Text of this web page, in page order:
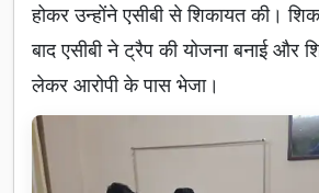
होकर उन्होंने एसीबी से शिकायत की।
बाद एसीबी ने ट्रैप की योजना बनाई और
लेकर आरोपी के पास भेजा।